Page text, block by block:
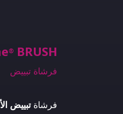
® BRUSH
فرشاة تبييض
فرشاةتبييض